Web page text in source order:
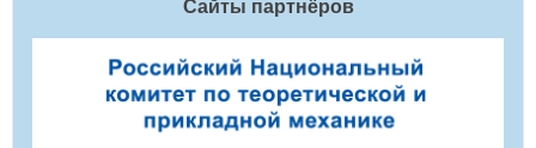
Сайты партнёров